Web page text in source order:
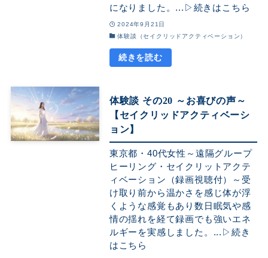
になりました。...▷続きはこちら
2024年9月21日
体験談（セイクリッドアクティベーション）
体験談 その20 ～お喜びの声～
【セイクリッドアクティベーシ
ョン】
東京都・40代女性～遠隔グループ
ヒーリング・セイクリットアクテ
ィベーション（録画視聴付）～受
け取り前から温かさを感じ体が浮
くような感覚もあり数日眠気や感
情の揺れを経て録画でも強いエネ
ルギーを実感しました。...▷続き
はこちら